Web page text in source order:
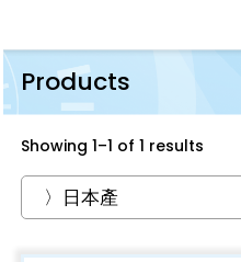
Products
Showing 1–1 of 1 results